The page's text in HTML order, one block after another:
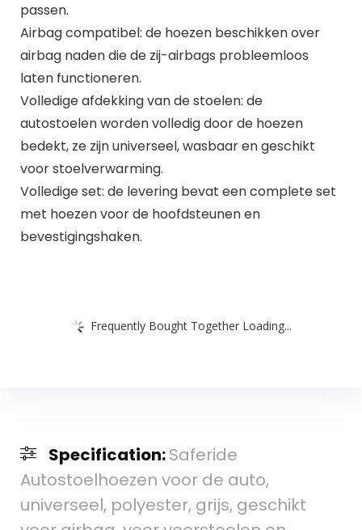
passen.
Airbag compatibel: de hoezen beschikken over
airbag naden die de zij-airbags probleemloos
laten functioneren.
Volledige afdekking van de stoelen: de
autostoelen worden volledig door de hoezen
bedekt, ze zijn universeel, wasbaar en geschikt
voor stoelverwarming.
Volledige set: de levering bevat een complete set
met hoezen voor de hoofdsteunen en
bevestigingshaken.
Frequently Bought Together Loading...
Specification:Saferide
Autostoelhoezen voor de auto,
universeel, polyester, grijs, geschikt